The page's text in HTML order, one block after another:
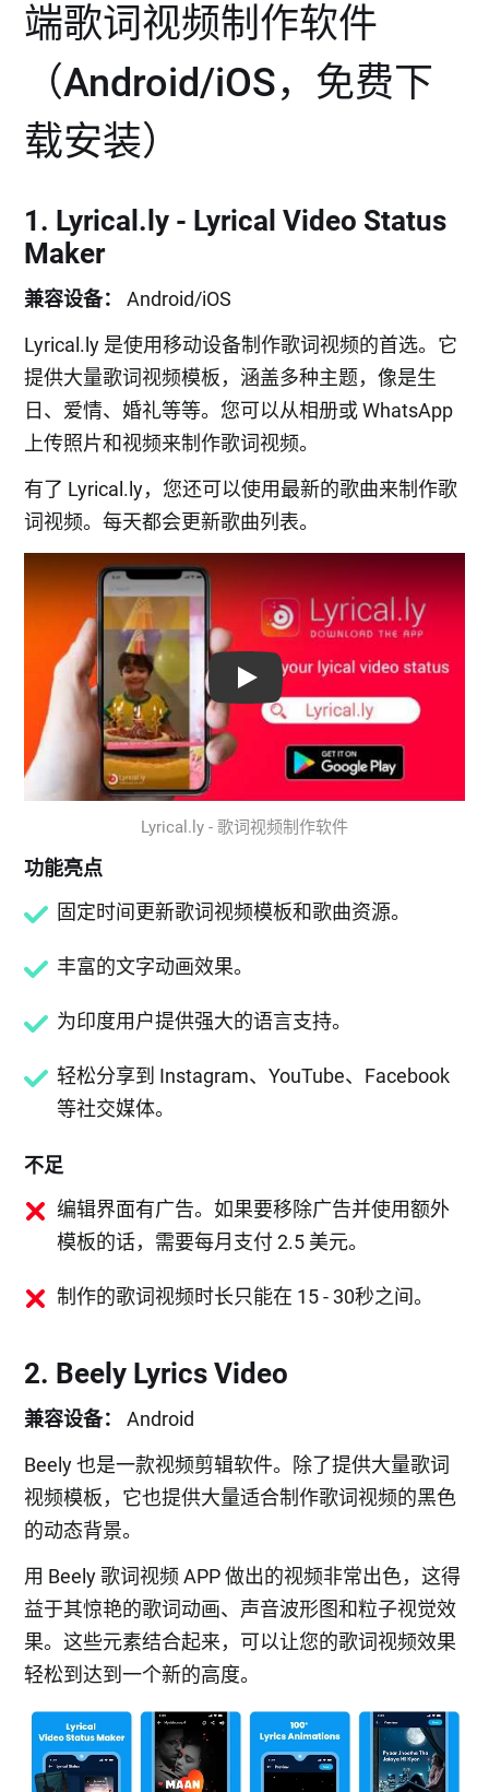
端歌词视频制作软件
（Android/iOS，免费下
载安装）
1. Lyrical.ly - Lyrical Video Status
Maker
兼容设备：
Android/iOS
Lyrical.ly 是使用移动设备制作歌词视频的首选。它
提供大量歌词视频模板，涵盖多种主题，像是生
日、爱情、婚礼等等。您可以从相册或 WhatsApp
上传照片和视频来制作歌词视频。
有了 Lyrical.ly，您还可以使用最新的歌曲来制作歌
词视频。每天都会更新歌曲列表。
Play: Keynote (Google I/O '18)
Lyrical.ly - 歌词视频制作软件
功能亮点
固定时间更新歌词视频模板和歌曲资源。
丰富的文字动画效果。
为印度用户提供强大的语言支持。
轻松分享到 Instagram、YouTube、Facebook
等社交媒体。
不足
编辑界面有广告。如果要移除广告并使用额外
模板的话，需要每月支付 2.5 美元。
制作的歌词视频时长只能在 15 - 30秒之间。
2. Beely Lyrics Video
兼容设备：
Android
Beely 也是一款视频剪辑软件。除了提供大量歌词
视频模板，它也提供大量适合制作歌词视频的黑色
的动态背景。
用 Beely 歌词视频 APP 做出的视频非常出色，这得
益于其惊艳的歌词动画、声音波形图和粒子视觉效
果。这些元素结合起来，可以让您的歌词视频效果
轻松到达到一个新的高度。